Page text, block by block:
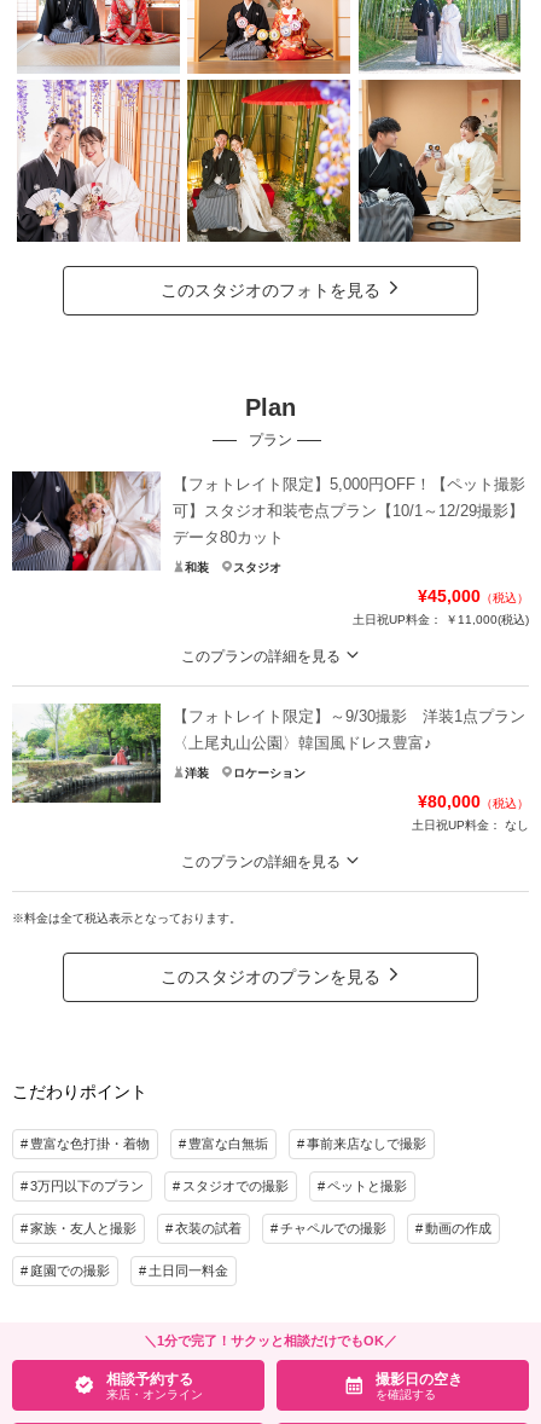
このスタジオのフォトを見る
Plan
プラン
【フォトレイト限定】5,000円OFF！【ペット撮影
可】スタジオ和装壱点プラン【10/1～12/29撮影】
データ80カット
和装 スタジオ
¥45,000 （税込）
土日祝UP料金：
￥11,000(税込)
このプランの詳細を見る
データ3～5日納品/髪飾り・インナー・シューズ無料貸出 新婦様：和装一着
（着付け・ヘアメイク込）新郎様：和装一着（着付け込）
お写真データ：80カット
撮影場所：スタジオ
お衣装：ご新郎様ご新婦様 各和装一着
土日祝撮影（9月から）：22,000円→11,000円
※紹介割と併用不可
プラン詳細
衣装追加 会食
家族と撮影 家族用衣装レンタル ペットと撮影
その他含むもの
撮影データ（トリミング・色味補正済み・5日以内に納品可能）・撮影場所までの移
動費用・ブーケ・撮影小物・髪飾り・美容同行・撮影アイテム（※持込OK）・肌
相談予約する
来店・オンライン
撮影日の空き
を確認する
【フォトレイト限定】～9/30撮影 洋装1点プラン
〈上尾丸山公園〉韓国風ドレス豊富♪
洋装 ロケーション
¥80,000 （税込）
土日祝UP料金：
なし
このプランの詳細を見る
髪飾り・撮影小物・ブーケ・肌着・足袋無料貸出！ 新婦様：洋装１着（着付
け・ヘアメイク込み） 新郎様：洋装１着（着付け込み）
★特典付き
プラン詳細
撮影料 新婦衣装1着 新郎衣装1着
着付け ヘアメイク 小物一式
アルバム データ 130カット
家族用衣装レンタル
その他含むもの
撮影データ（トリミング・色味補正済み・5日以内に納品可能）・撮影場所までの移
※料金は全て税込表示となっております。
このスタジオのプランを見る
こだわりポイント
豊富な色打掛・着物 豊富な白無垢 事前来店なしで撮影
3万円以下のプラン スタジオでの撮影 ペットと撮影
家族・友人と撮影 衣装の試着 チャペルでの撮影 動画の作成
庭園での撮影 土日同一料金
＼1分で完了！サクッと相談だけでもOK／
相談予約する
来店・オンライン
撮影日の空き
を確認する